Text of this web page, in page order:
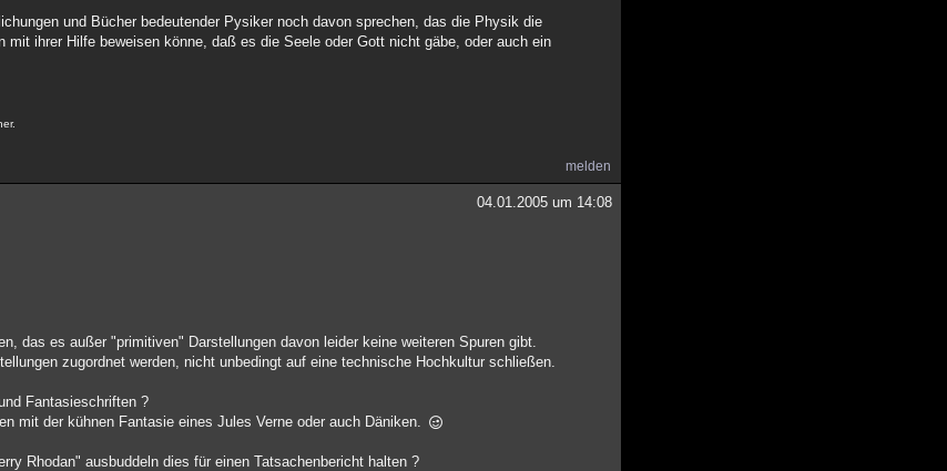
und Bücher bedeutender Pysiker noch davon sprechen, das die Physik die
ihrer Hilfe beweisen könne, daß es die Seele oder Gott nicht gäbe, oder auch ein
melden
04.01.2005 um 14:08
das es außer "primitiven" Darstellungen davon leider keine weiteren Spuren gibt.
zugordnet werden, nicht unbedingt auf eine technische Hochkultur schließen.
Fantasieschriften ?
mit der kühnen Fantasie eines Jules Verne oder auch Däniken.
Rhodan" ausbuddeln dies für einen Tatsachenbericht halten ?